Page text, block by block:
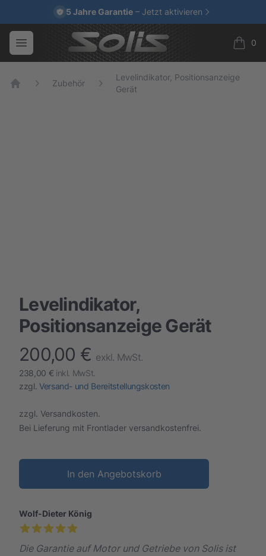
5 Jahre Garantie – Jetzt aktivieren
Open menu
Your Company
0
items
Zubehör
Levelindikator, Positionsanzeige
Gerät
Levelindikator,
Positionsanzeige Gerät
finalProduct information
200,00 € exkl. MwSt.
238,00 € inkl. MwSt.
zzgl. Versand- und Bereitstellungskosten
zzgl. Versandkosten.
Bei Lieferung mit Frontlader versandkostenfrei.
In den Angebotskorb
Wolf-Dieter König
Die Garantie auf Motor und Getriebe von Solis ist